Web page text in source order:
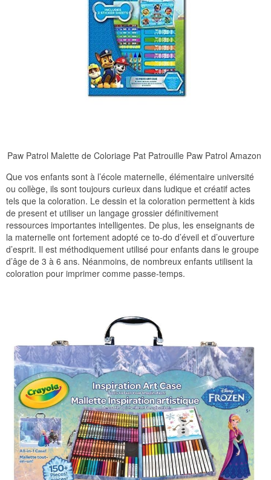
Paw Patrol Malette de Coloriage Pat Patrouille Paw Patrol Amazon
Que vos enfants sont à l’école maternelle, élémentaire université
ou collège, ils sont toujours curieux dans ludique et créatif actes
tels que la coloration. Le dessin et la coloration permettent à kids
de present et utiliser un langage grossier définitivement
ressources importantes intelligentes. De plus, les enseignants de
la maternelle ont fortement adopté ce to-do d’éveil et d’ouverture
d’esprit. Il est méthodiquement utilisé pour enfants dans le groupe
d’âge de 3 à 6 ans. Néanmoins, de nombreux enfants utilisent la
coloration pour imprimer comme passe-temps.